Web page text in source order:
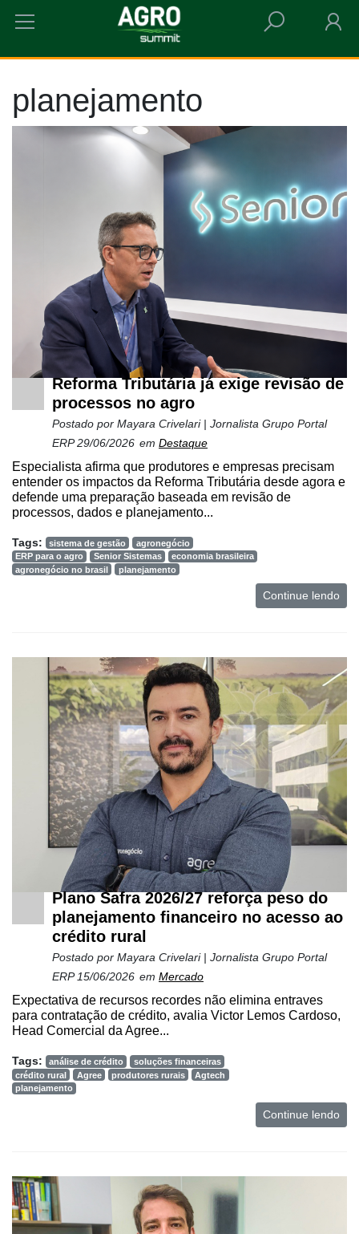
HOME PLANEJAMENTO
planejamento
Reforma Tributária já exige revisão de
processos no agro
Postado por Mayara Crivelari | Jornalista Grupo Portal
ERP29/06/2026 em Destaque
Especialista afirma que produtores e empresas precisam
entender os impactos da Reforma Tributária desde agora e
defende uma preparação baseada em revisão de
processos, dados e planejamento...
Tags: sistema de gestão
agronegócio
ERP para o agro
Senior Sistemas
economia brasileira
agronegócio no brasil
planejamento
Continue lendo
Plano Safra 2026/27 reforça peso do
planejamento financeiro no acesso ao
crédito rural
Postado por Mayara Crivelari | Jornalista Grupo Portal
ERP 15/06/2026 em Mercado
Expectativa de recursos recordes não elimina entraves
para contratação de crédito, avalia Victor Lemos Cardoso,
Head Comercial da Agree...
Tags: análise de crédito
soluções financeiras
crédito rural
Agree produtores rurais
Agtech
planejamento
Continue lendo